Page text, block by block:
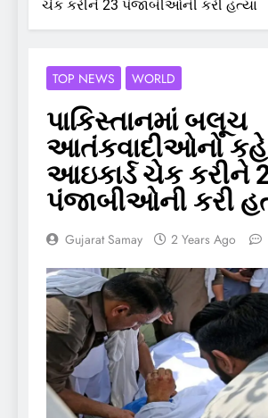
ચેક કરીને 23 પંજાબીઓની કરી હત્યા
TOP NEWS WORLD
પાકિસ્તાનમાં બલૂચ
આતંકવાદીઓનો
આઇકાર્ડ ચેક કરીને
પંજાબીઓની કરી
Gujarat Samay 2 Years Ago